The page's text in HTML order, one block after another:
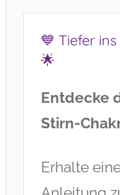
💙 Tiefer
🌟
Entdecke
Stirn-
Erhalte